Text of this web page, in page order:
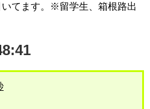
いてます。※留学生、箱根路出